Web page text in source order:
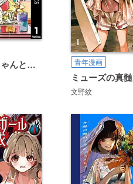
来世ではちゃんとします 青年漫画
ミューズの真髄
文野紋